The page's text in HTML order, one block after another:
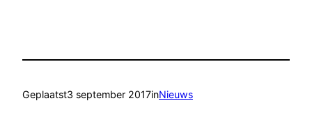
Geplaatst3 september 2017inNieuws